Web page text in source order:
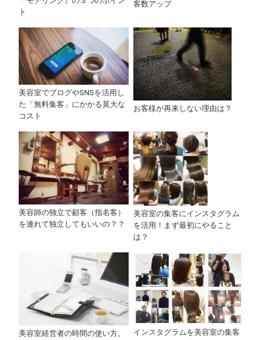
ト
客数アップ
美容室でブログやSNSを活用し
た「無料集客」にかかる莫大な
コスト
お客様が再来しない理由は？
美容師の独立で顧客（指名客）
を連れて独立してもいいの？？
美容室の集客にインスタグラム
を活用！まず最初にやること
は？
美容室経営者の時間の使い方。
インスタグラムを美容室の集客